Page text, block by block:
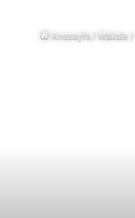
Anasayfa/Makale/